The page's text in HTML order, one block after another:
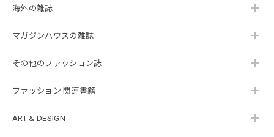
海外の雑誌
マガジンハウスの雑誌
その他のファッション誌
ファッション 関連書籍
ART & DESIGN